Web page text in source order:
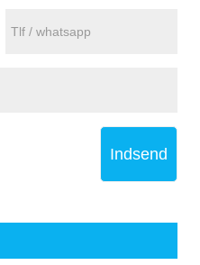
Indsend